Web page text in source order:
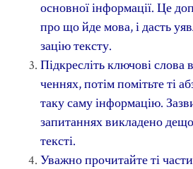
основної інформації. Це
про що йде мова, і дасть
зацію тексту.
Підкресліть ключові
ченнях, потім помітьте ті
таку саму інформацію.
запитаннях викладено
тексті.
Уважно прочитайте ті